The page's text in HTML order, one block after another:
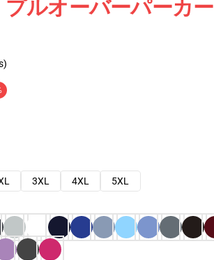
プルオーバーパーカー
3XL 4XL
5XL